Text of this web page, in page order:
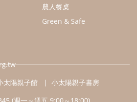
知新劇場